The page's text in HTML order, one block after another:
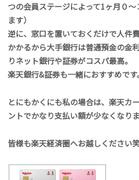
つの会員ステージによって1ヶ月０
ます）
逆に、窓口を置いておくだけで人件
かかるから大手銀行は普通預金の金
りネット銀行や証券がコスパ最高。
楽天銀行&証券も一緒におすすめです
とにもかくにも私の場合は、楽天カ
ントでかなり支払い額が少なくなり
皆様も楽天経済圏へお越しください笑